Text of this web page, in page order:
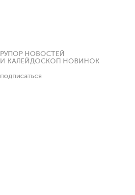
РУПОР НОВОСТЕЙ
И КАЛЕЙДОСКОП НОВИНОК
подписаться